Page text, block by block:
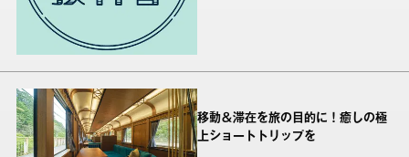
移動＆滞在を旅の目的に！癒しの極
上ショートトリップを